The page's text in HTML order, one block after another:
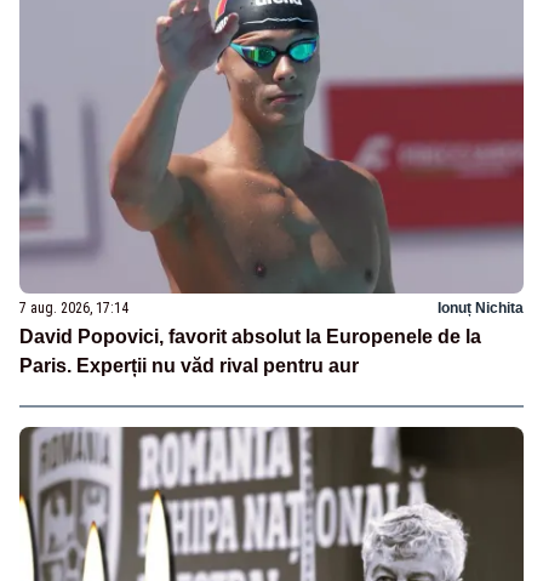
7 aug. 2026, 17:14 Ionuț Nichita
David Popovici, favorit absolut la Europenele de la
Paris. Experții nu văd rival pentru aur